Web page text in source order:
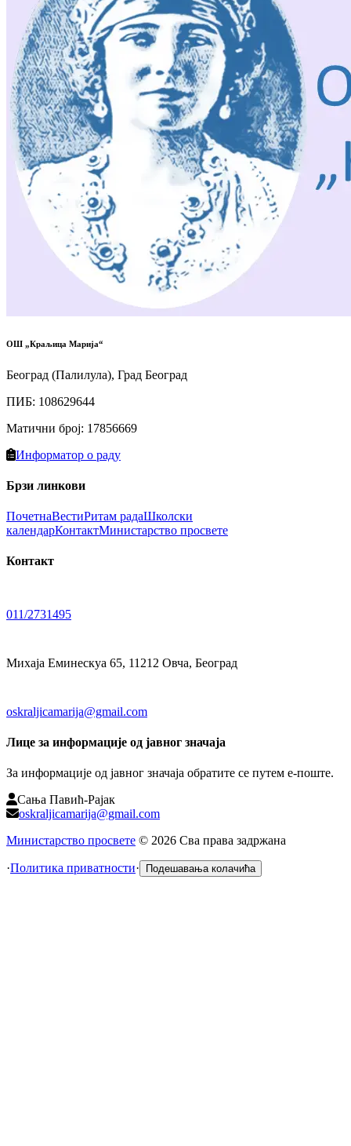
ОШ „Краљица Марија“
Београд (Палилула), Град Београд
ПИБ: 108629644
Матични број: 17856669
Информатор о раду
Брзи линкови
ПочетнаВестиРитам радаШколски
календарКонтактМинистарство просвете
Контакт
011/2731495
Михаја Еминескуа 65, 11212 Овча, Београд
oskraljicamarija@gmail.com
Лице за информације од јавног значаја
За информације од јавног значаја обратите се путем е-поште.
Сања Павић-Рајак
oskraljicamarija@gmail.com
Министарство просвете © 2026 Сва права задржана
·Политика приватности· Подешавања колачића